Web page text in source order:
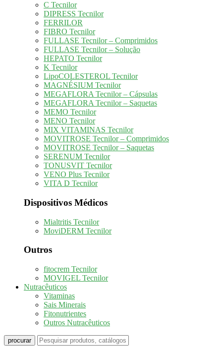
C Tecnilor
DIPRESS Tecnilor
FERRILOR
FIBRO Tecnilor
FULLASE Tecnilor – Comprimidos
FULLASE Tecnilor – Solução
HEPATO Tecnilor
K Tecnilor
LipoCOLESTEROL Tecnilor
MAGNÉSIUM Tecnilor
MEGAFLORA Tecnilor – Cápsulas
MEGAFLORA Tecnilor – Saquetas
MEMO Tecnilor
MENO Tecnilor
MIX VITAMINAS Tecnilor
MOVITROSE Tecnilor – Comprimidos
MOVITROSE Tecnilor – Saquetas
SERENUM Tecnilor
TONUSVIT Tecnilor
VENO Plus Tecnilor
VITA D Tecnilor
Dispositivos Médicos
Mialtritis Tecnilor
MoviDERM Tecnilor
Outros
fitocrem Tecnilor
MOVIGEL Tecnilor
Nutracêuticos
Vitaminas
Sais Minerais
Fitonutrientes
Outros Nutracêuticos
procurar